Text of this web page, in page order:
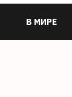
В МИРЕ